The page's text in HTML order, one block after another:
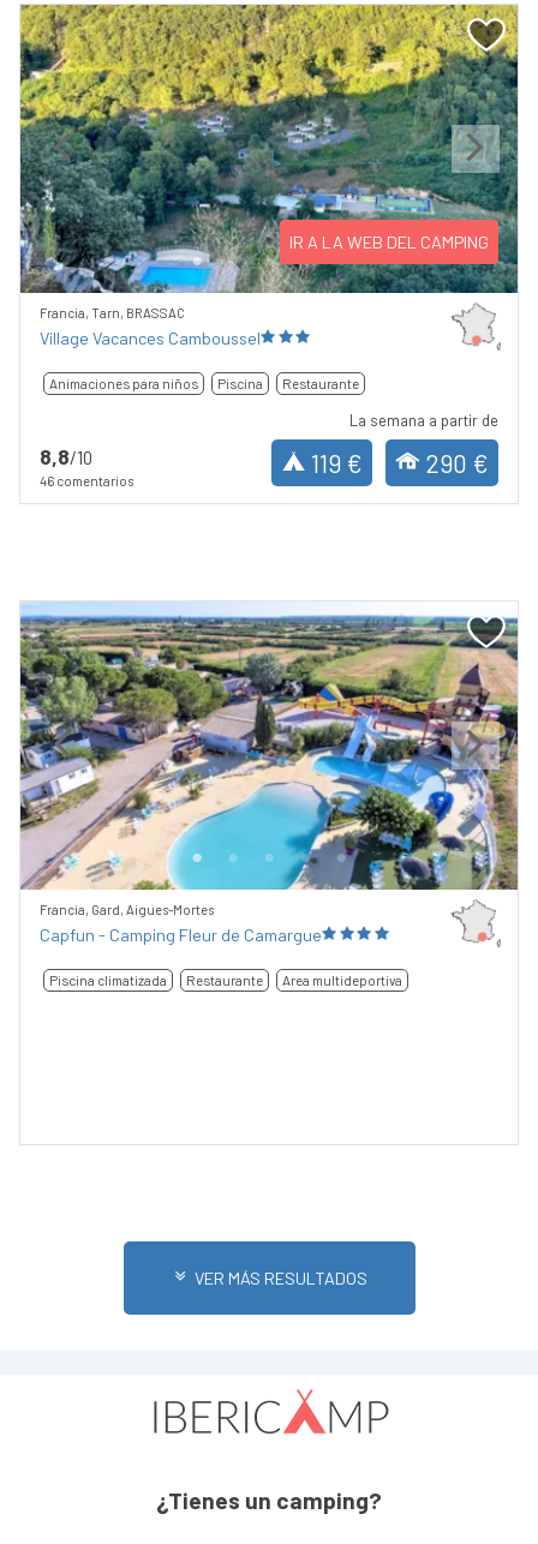
Previous Next
IR A LA WEB DEL CAMPING
Francia, Tarn, BRASSAC
Village Vacances Camboussel
Animaciones para niños Piscina Restaurante
8,8/10
46 comentarios
La semana a partir de
119 € 290 €
Previous Next
Francia, Gard, Aigues-Mortes
Capfun - Camping Fleur de Camargue
Piscina climatizada Restaurante Area multideportiva
VER MÁS RESULTADOS
¿Tienes un camping?